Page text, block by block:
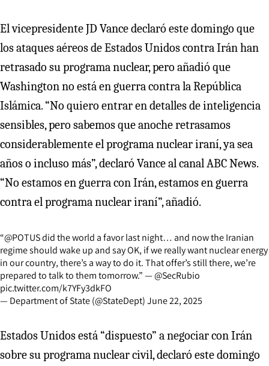
El vicepresidente JD Vance declaró este domingo que
los ataques aéreos de Estados Unidos contra Irán han
retrasado su programa nuclear, pero añadió que
Washington no está en guerra contra la República
Islámica. “No quiero entrar en detalles de inteligencia
sensibles, pero sabemos que anoche retrasamos
considerablemente el programa nuclear iraní, ya sea
años o incluso más”, declaró Vance al canal ABC News.
“No estamos en guerra con Irán, estamos en guerra
contra el programa nuclear iraní”, añadió.
“@POTUSdid the world a favor last night… and now the Iranian
regime should wake up and say OK, if we really want nuclear energy
in our country, there’s a way to do it. That offer’s still there, we’re
prepared to talk to them tomorrow.” —@SecRubio
pic.twitter.com/k7YFy3dkFO
— Department of State (@StateDept)June 22, 2025
Estados Unidos está “dispuesto” a negociar con Irán
sobre su programa nuclear civil, declaró este domingo